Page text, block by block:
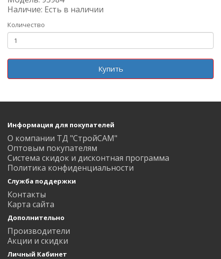
Наличие: Есть в наличии
Количество
Купить
Информация для покупателей
О компании ТД "СтройСАМ"
Оптовым покупателям
Система скидок и дисконтная программа
Политика конфиденциальности
Служба поддержки
Контакты
Карта сайта
Дополнительно
Производители
Акции и скидки
Личный Кабинет